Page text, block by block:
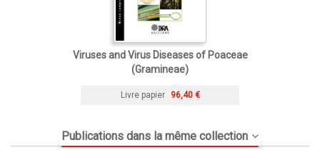
Viruses and Virus Diseases of Poaceae
(Gramineae)
Livre papier 96,40 €
Publications dans la même collection